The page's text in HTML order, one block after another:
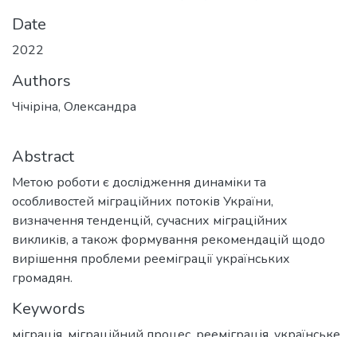
Date
2022
Authors
Чічіріна, Олександра
Abstract
Метою роботи є дослідження динаміки та
особливостей міграційних потоків України,
визначення тенденцій, сучасних міграційних
викликів, а також формування рекомендацій щодо
вирішення проблеми рееміграції українських
громадян.
Keywords